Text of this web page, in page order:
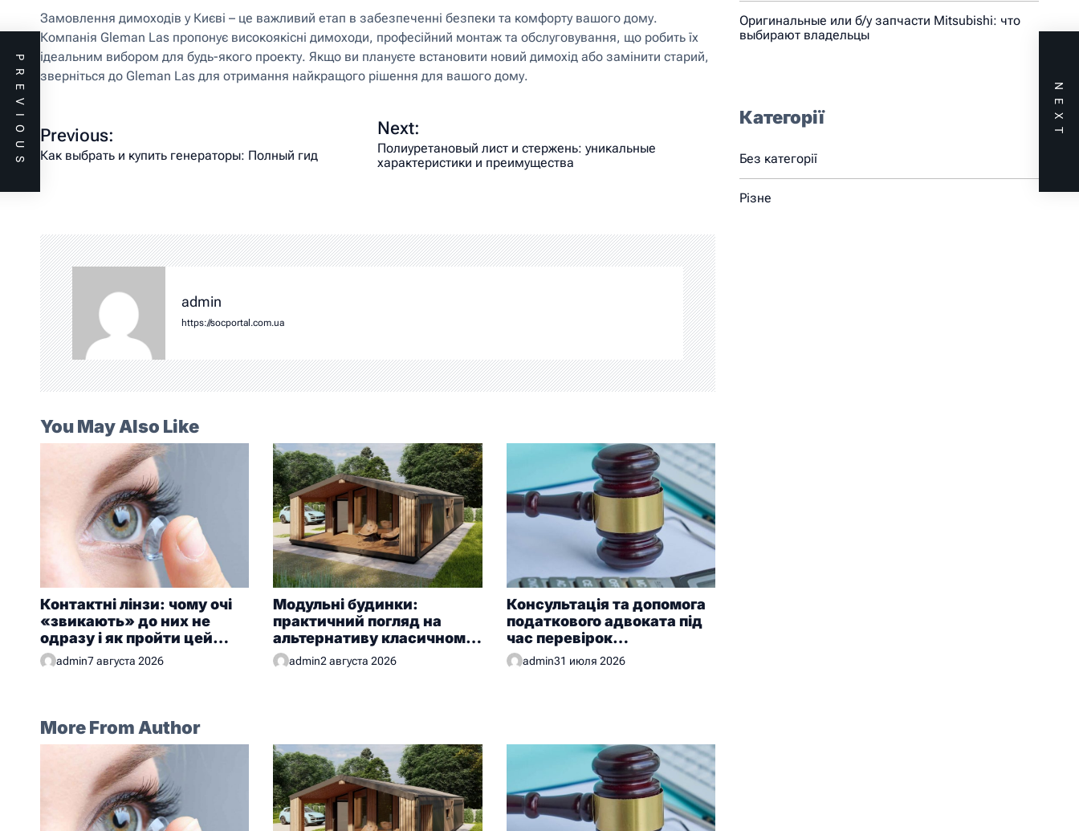
Замовлення димоходів у Києві – це важливий етап в забезпеченні безпеки та комфорту вашого дому.
Компанія Gleman Las пропонує високоякісні димоходи, професійний монтаж та обслуговування, що робить їх
ідеальним вибором для будь-якого проекту. Якщо ви плануєте встановити новий димохід або замінити старий,
зверніться до Gleman Las для отримання найкращого рішення для вашого дому.
Previous:
Как выбрать и купить генераторы: Полный гид
Next:
Полиуретановый лист и стержень: уникальные
характеристики и преимущества
admin
https://socportal.com.ua
You May Also Like
Контактні лінзи: чому очі
«звикають» до них не
одразу і як пройти цей
період без дискомфорту
admin7 августа 2026
Модульні будинки:
практичний погляд на
альтернативу класичному
будівництву
admin2 августа 2026
Консультація та допомога
податкового адвоката під
час перевірок
контролюючих органів
admin31 июля 2026
More From Author
Оригинальные или б/у запчасти Mitsubishi: что
выбирают владельцы
Категорії
Без категорії
Різне
PREVIOUS NEXT